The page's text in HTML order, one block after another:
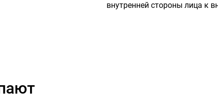
внутренней стороны лица к